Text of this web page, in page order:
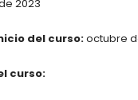
2023
del curso:octubre
curso: